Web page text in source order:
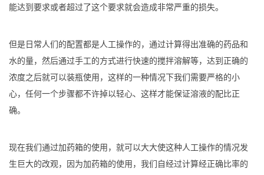
能达到要求或者超过了这个要求就会造成非常严重的损失。
但是日常人们的配置都是人工操作的，通过计算得出准确的药品和
水的量，然后通过手工的方式进行快速的搅拌溶解等，达到正确的
浓度之后就可以装瓶使用，这样的一种情况下我们需要严格的小
心，任何一个步骤都不许掉以轻心、这样才能保证溶液的配比正
确。
现在我们通过加药箱的使用，就可以大大使这种人工操作的情况发
生巨大的改观，因为加药箱的使用，我们自经过计算经正确比率的